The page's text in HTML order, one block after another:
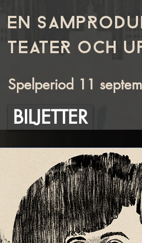
EN
TEATEr OCH
Spelperiod 11
BILJETTER